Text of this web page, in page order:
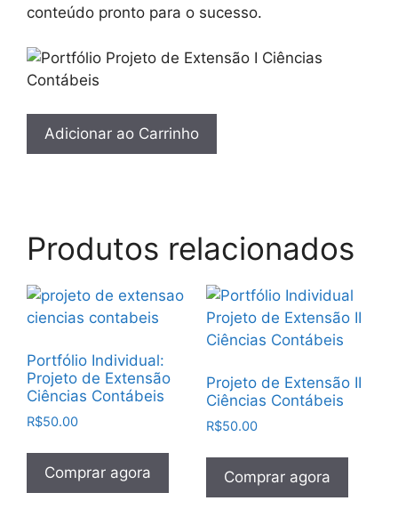
conteúdo pronto para o sucesso.
Adicionar ao Carrinho
Produtos relacionados
Portfólio Individual:
Projeto de Extensão
Ciências Contábeis
R$50.00
Comprar agora
Projeto de Extensão II
Ciências Contábeis
R$50.00
Comprar agora